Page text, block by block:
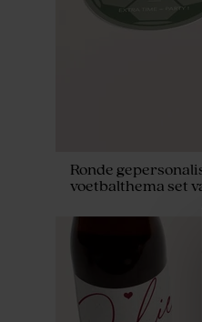
Ronde
voetbalthema set